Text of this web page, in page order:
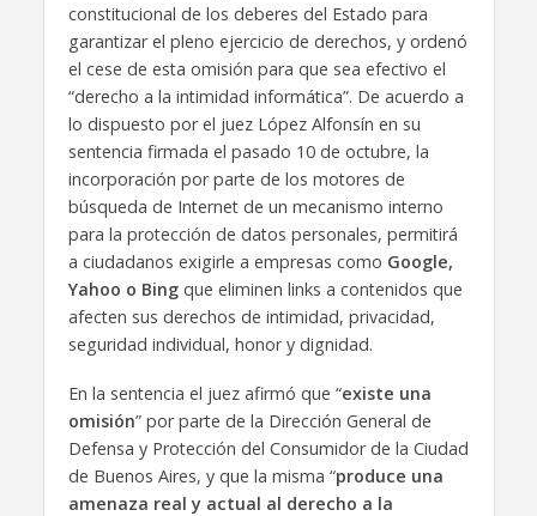
constitucional de los deberes del Estado para
garantizar el pleno ejercicio de derechos, y ordenó
el cese de esta omisión para que sea efectivo el
“derecho a la intimidad informática”. De acuerdo a
lo dispuesto por el juez López Alfonsín en su
sentencia firmada el pasado 10 de octubre, la
incorporación por parte de los motores de
búsqueda de Internet de un mecanismo interno
para la protección de datos personales, permitirá
a ciudadanos exigirle a empresas como Google,
Yahoo o Bingque eliminen links a contenidos que
afecten sus derechos de intimidad, privacidad,
seguridad individual, honor y dignidad.
En la sentencia el juez afirmó que “existe una
omisión” por parte de la Dirección General de
Defensa y Protección del Consumidor de la Ciudad
de Buenos Aires, y que la misma “produce una
amenaza real y actual al derecho a la